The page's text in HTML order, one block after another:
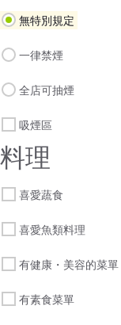
無特別規定
一律禁煙
全店可抽煙
吸煙區
料理
喜愛蔬食
喜愛魚類料理
有健康・美容的菜單
有素食菜單